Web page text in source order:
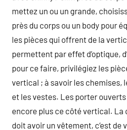
mettez un ou un grande,
près du corps ou un body pour
les pièces qui offrent de la
permettent par effet d’optique,
pour ce faire, privilégiez les
vertical ; à savoir les chemises,
et les vestes. Les porter
encore plus ce côté vertical. La
doit avoir un vêtement, c’est de